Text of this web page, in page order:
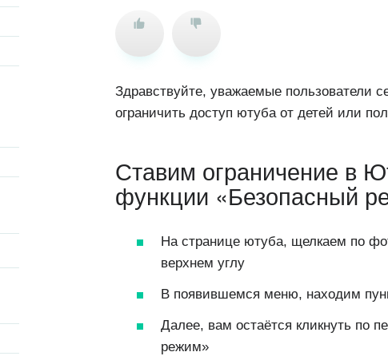
Здравствуйте, уважаемые пользователи
ограничить доступ ютуба от детей или
Ставим ограничение в
функции «Безопасный
На странице ютуба, щелкаем по
верхнем углу
В появившемся меню, находим
Далее, вам остаётся кликнуть по
режим»